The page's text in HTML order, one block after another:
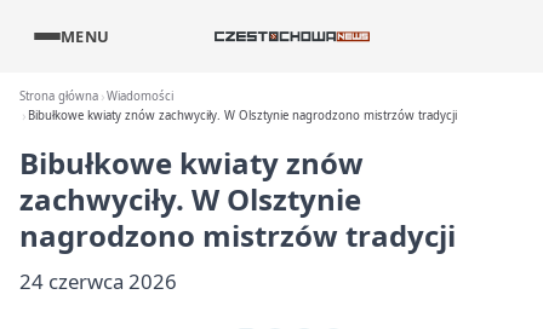
MENU
Strona główna Wiadomości
Bibułkowe kwiaty znów zachwyciły. W Olsztynie nagrodzono mistrzów tradycji
Bibułkowe kwiaty znów
zachwyciły. W Olsztynie
nagrodzono mistrzów tradycji
24 czerwca 2026